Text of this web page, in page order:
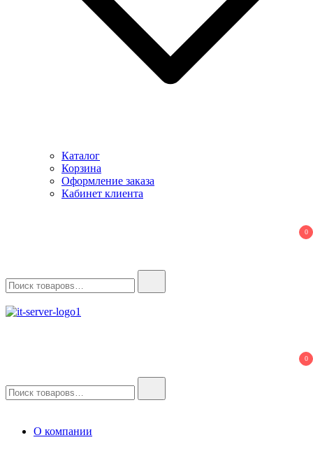
Каталог
Корзина
Оформление заказа
Кабинет клиента
0
0
О компании